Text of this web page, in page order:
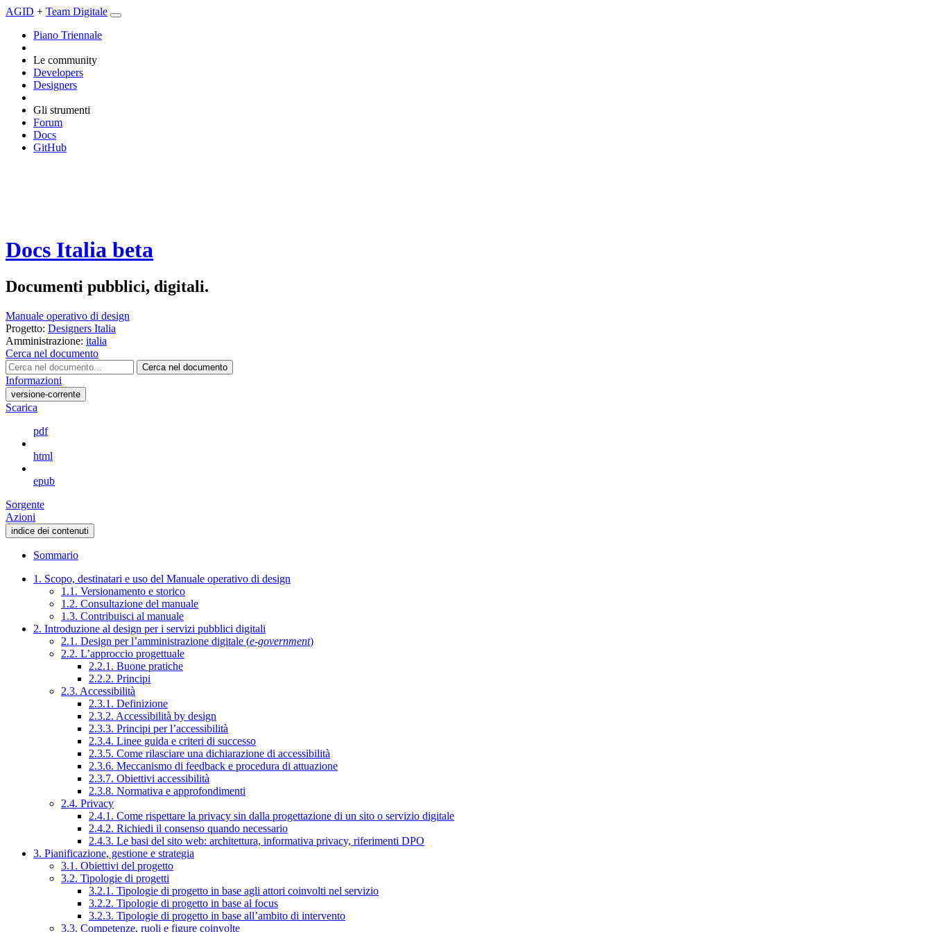
AGID + Team Digitale
Piano Triennale
Le community
Developers
Designers
Gli strumenti
Forum
Docs
GitHub
Docs Italia beta
Documenti pubblici, digitali.
Manuale operativo di design
Progetto: Designers Italia
Amministrazione: italia
Cerca nel documento
Cerca nel documento
Informazioni
versione-corrente
Scarica
pdf
html
epub
Sorgente
Azioni
indice dei contenuti
Sommario
1. Scopo, destinatari e uso del Manuale operativo di design
1.1. Versionamento e storico
1.2. Consultazione del manuale
1.3. Contribuisci al manuale
2. Introduzione al design per i servizi pubblici digitali
2.1. Design per l’amministrazione digitale (e-government)
2.2. L’approccio progettuale
2.2.1. Buone pratiche
2.2.2. Principi
2.3. Accessibilità
2.3.1. Definizione
2.3.2. Accessibilità by design
2.3.3. Principi per l’accessibilità
2.3.4. Linee guida e criteri di successo
2.3.5. Come rilasciare una dichiarazione di accessibilità
2.3.6. Meccanismo di feedback e procedura di attuazione
2.3.7. Obiettivi accessibilità
2.3.8. Normativa e approfondimenti
2.4. Privacy
2.4.1. Come rispettare la privacy sin dalla progettazione di un sito o servizio digitale
2.4.2. Richiedi il consenso quando necessario
2.4.3. Le basi del sito web: architettura, informativa privacy, riferimenti DPO
3. Pianificazione, gestione e strategia
3.1. Obiettivi del progetto
3.2. Tipologie di progetti
3.2.1. Tipologie di progetto in base agli attori coinvolti nel servizio
3.2.2. Tipologie di progetto in base al focus
3.2.3. Tipologie di progetto in base all’ambito di intervento
3.3. Competenze, ruoli e figure coinvolte